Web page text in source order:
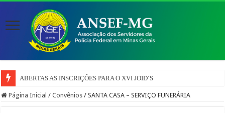
ABERTAS AS INSCRIÇÕES PARA O XVI JOID´S
Página Inicial / Convênios / SANTA CASA – SERVIÇO FUNERÁRIA